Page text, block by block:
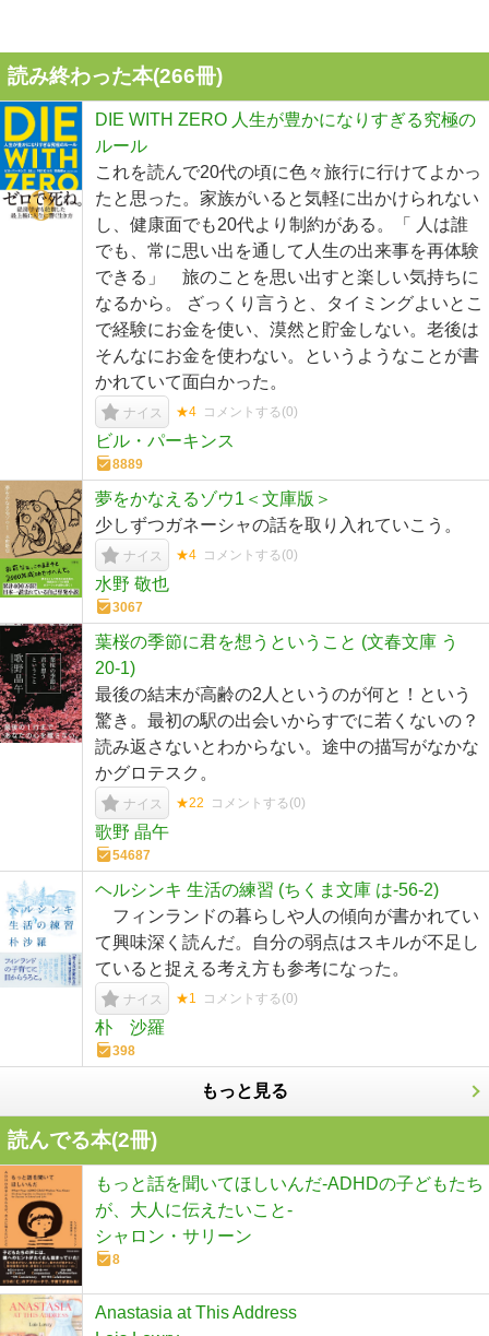
読み終わった本(266冊)
DIE WITH ZERO 人生が豊かになりすぎる究極の
ルール
これを読んで20代の頃に色々旅行に行けてよかっ
たと思った。家族がいると気軽に出かけられない
し、健康面でも20代より制約がある。「 人は誰
でも、常に思い出を通して人生の出来事を再体験
できる」 旅のことを思い出すと楽しい気持ちに
なるから。 ざっくり言うと、タイミングよいとこ
で経験にお金を使い、漠然と貯金しない。老後は
そんなにお金を使わない。というようなことが書
かれていて面白かった。
ナイス ★4 コメントする(0)
ビル・パーキンス
8889
夢をかなえるゾウ1＜文庫版＞
少しずつガネーシャの話を取り入れていこう。
ナイス ★4 コメントする(0)
水野 敬也
3067
葉桜の季節に君を想うということ (文春文庫 う
20-1)
最後の結末が高齢の2人というのが何と！という
驚き。最初の駅の出会いからすでに若くないの？
読み返さないとわからない。途中の描写がなかな
かグロテスク。
ナイス ★22 コメントする(0)
歌野 晶午
54687
ヘルシンキ 生活の練習 (ちくま文庫 は-56-2)
フィンランドの暮らしや人の傾向が書かれてい
て興味深く読んだ。自分の弱点はスキルが不足し
ていると捉える考え方も参考になった。
ナイス ★1 コメントする(0)
朴 沙羅
398
もっと見る
読んでる本(2冊)
もっと話を聞いてほしいんだ-ADHDの子どもたち
が、大人に伝えたいこと-
シャロン・サリーン
8
Anastasia at This Address